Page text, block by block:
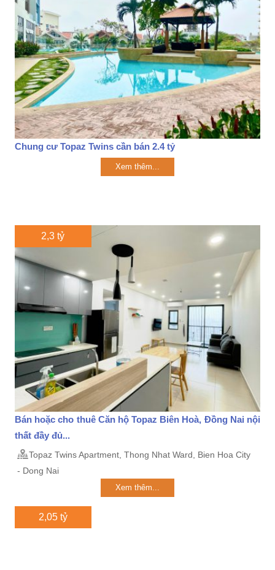
Chung cư Topaz Twins cần bán 2.4 tỷ
Xem thêm...
2,3 tỷ
Bán hoặc cho thuê Căn hộ Topaz Biên Hoà, Đồng Nai nội
thất đầy đủ...
Topaz Twins Apartment, Thong Nhat Ward, Bien Hoa City
- Dong Nai
Xem thêm...
2,05 tỷ